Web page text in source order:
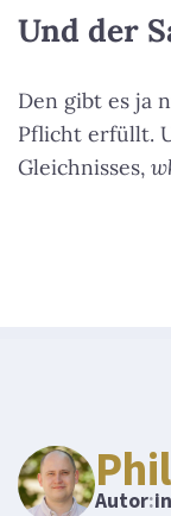
Und der
Den gibt es ja
Pflicht erfüllt.
Gleichnisses,
Autor:in